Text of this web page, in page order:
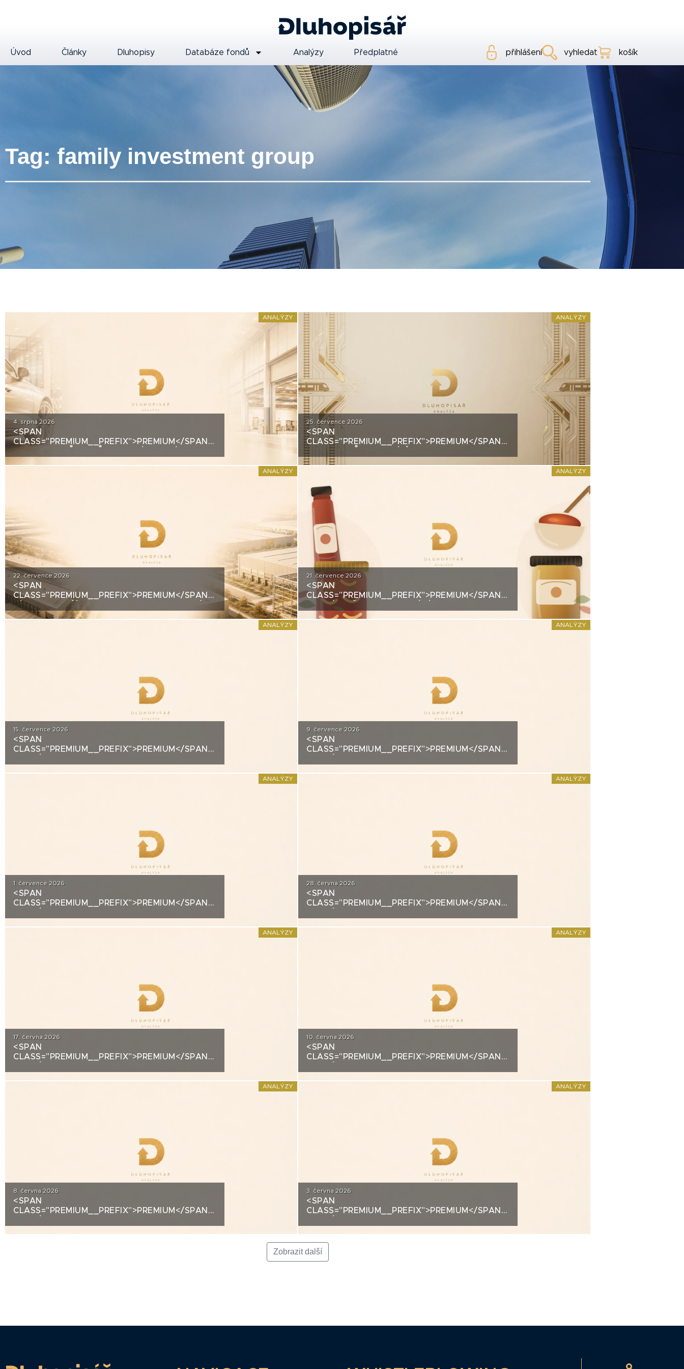
Úvod Články Dluhopisy Databáze fondů Analýzy Předplatné přihlášení vyhledat košík
Tag: family investment group
ANALÝZY
4. srpna 2026
<SPAN
CLASS="PREMIUM__PREFIX">PREMIUM</SPAN>OD
ANALÝZY
25. července 2026
<SPAN
CLASS="PREMIUM__PREFIX">PREMIUM</SPAN>ŠKODA
GROUP: PRŮMYSLOVÝ ŠAMPION NA
STRATEGICKÉ KŘIŽOVATCE
ANALÝZY
22. července 2026
<SPAN
CLASS="PREMIUM__PREFIX">PREMIUM</SPAN>ACCOLADE
ZÍSKALA DALŠÍ 2,5 MILIARDY KORUN, KTERÉ
ČEKÁ V ROCE 2030 VELKÝ TEST. CO
ANALÝZY
21. července 2026
<SPAN
CLASS="PREMIUM__PREFIX">PREMIUM</SPAN>KREDITNÍ
ANALÝZA ŽIVINY: Z DOMÁCÍHO KIMCHI K
DLUHOPISOVÉMU PROGRAMU ZA PŮL
ANALÝZY
15. července 2026
<SPAN
CLASS="PREMIUM__PREFIX">PREMIUM</SPAN>KREDITNÍ
ANALÝZY
9. července 2026
<SPAN
CLASS="PREMIUM__PREFIX">PREMIUM</SPAN>KREDITNÍ
ANALÝZY
1. července 2026
<SPAN
CLASS="PREMIUM__PREFIX">PREMIUM</SPAN>KREDITNÍ
ANALÝZY
28. června 2026
<SPAN
CLASS="PREMIUM__PREFIX">PREMIUM</SPAN>KREDITNÍ
ANALÝZY
17. června 2026
<SPAN
CLASS="PREMIUM__PREFIX">PREMIUM</SPAN>KREDITNÍ
ANALÝZY
10. června 2026
<SPAN
CLASS="PREMIUM__PREFIX">PREMIUM</SPAN>KREDITNÍ
ANALÝZY
8. června 2026
<SPAN
CLASS="PREMIUM__PREFIX">PREMIUM</SPAN>KREDITNÍ
ANALÝZY
3. června 2026
<SPAN
CLASS="PREMIUM__PREFIX">PREMIUM</SPAN>KREDITNÍ
Zobrazit další